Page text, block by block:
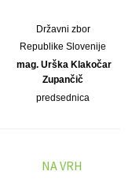
Državni zbor
Republike Slovenije
mag. Urška Klakočar
Zupančič
predsednica
NA VRH